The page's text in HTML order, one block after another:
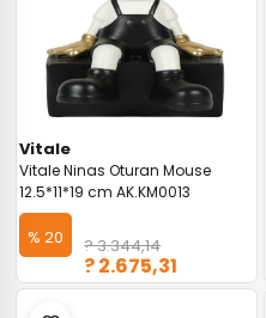
Vitale
Vitale Ninas Oturan Mouse
12.5*11*19 cm AK.KM0013
% 20 ? 3.344,14
? 2.675,31